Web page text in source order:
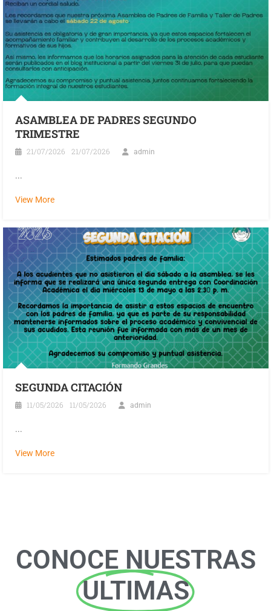
ASAMBLEA DE PADRES SEGUNDO
TRIMESTRE
21/07/2026 21/07/2026 admin
...
View More
SEGUNDA CITACIÓN
11/05/2026 11/05/2026 admin
...
View More
CONOCE NUESTRAS
ULTIMAS